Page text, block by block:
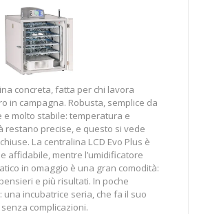
concreta, fatta per chi lavora
in campagna. Robusta, semplice da
e molto stabile: temperatura e
restano precise, e questo si vede
La centralina LCD Evo Plus è
affidabile, mentre l’umidificatore
in omaggio è una gran comodità:
e più risultati. In poche
una incubatrice seria, che fa il suo
complicazioni.